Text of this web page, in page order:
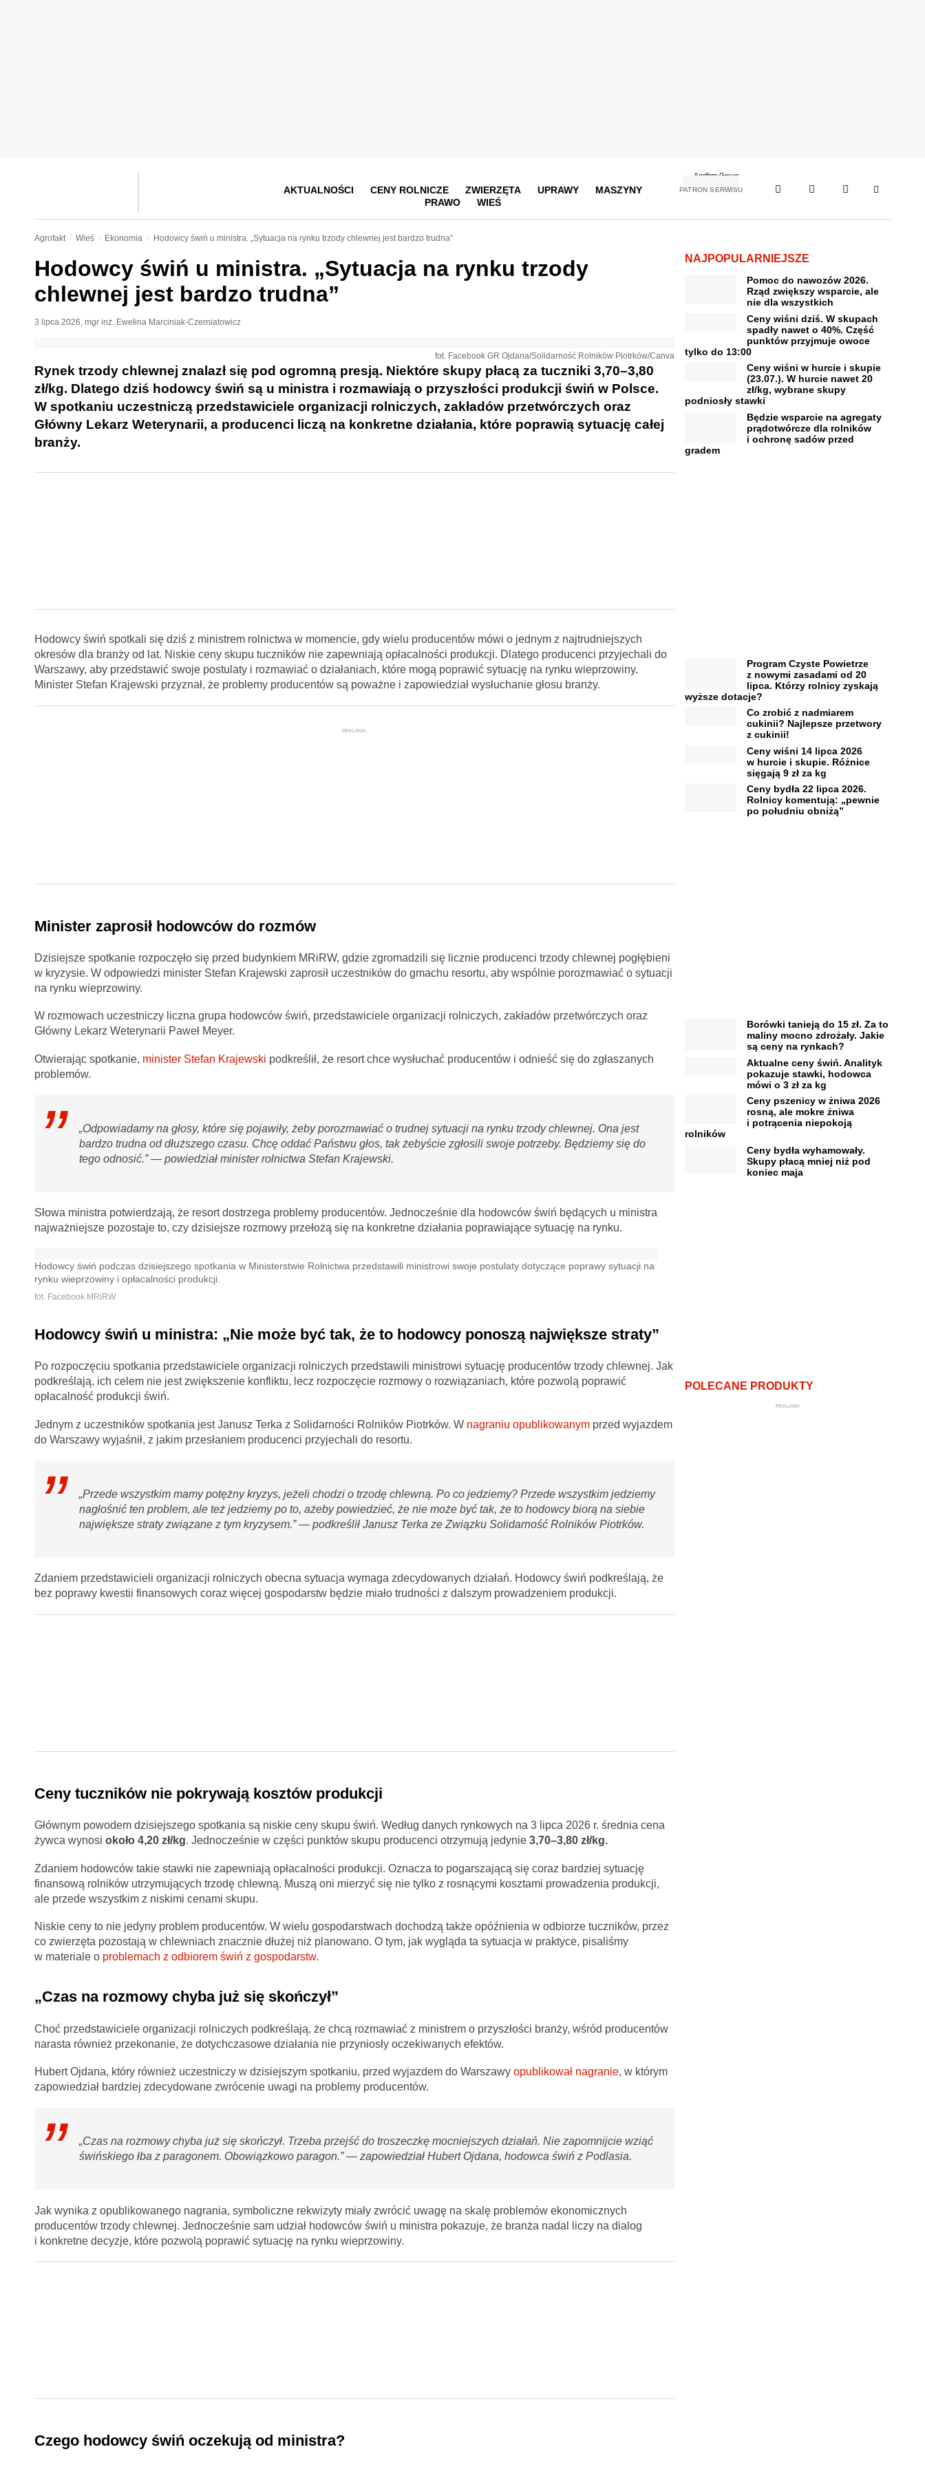
AKTUALNOŚCI CENY ROLNICZE ZWIERZĘTA UPRAWY
MASZYNY
PRAWO
WIEŚ
PATRON SERWISU
Agrofakt Wieś Ekonomia Hodowcy świń u ministra. „Sytuacja na rynku trzody chlewnej jest bardzo trudna”
Hodowcy świń u ministra. „Sytuacja na rynku trzody
chlewnej jest bardzo trudna”
3 lipca 2026, mgr inż. Ewelina Marciniak-Czerniatowicz
fot. Facebook GR Ojdana/Solidarność Rolników Piotrków/Canva
Rynek trzody chlewnej znalazł się pod ogromną presją. Niektóre skupy płacą za tuczniki 3,70–3,80
zł/kg. Dlatego dziś hodowcy świń są u ministra i rozmawiają o przyszłości produkcji świń w Polsce.
W spotkaniu uczestniczą przedstawiciele organizacji rolniczych, zakładów przetwórczych oraz
Główny Lekarz Weterynarii, a producenci liczą na konkretne działania, które poprawią sytuację całej
branży.
Hodowcy świń spotkali się dziś z ministrem rolnictwa w momencie, gdy wielu producentów mówi o jednym z najtrudniejszych
okresów dla branży od lat. Niskie ceny skupu tuczników nie zapewniają opłacalności produkcji. Dlatego producenci przyjechali do
Warszawy, aby przedstawić swoje postulaty i rozmawiać o działaniach, które mogą poprawić sytuację na rynku wieprzowiny.
Minister Stefan Krajewski przyznał, że problemy producentów są poważne i zapowiedział wysłuchanie głosu branży.
REKLAMA
Minister zaprosił hodowców do rozmów
Dzisiejsze spotkanie rozpoczęło się przed budynkiem MRiRW, gdzie zgromadzili się licznie producenci trzody chlewnej pogłębieni
w kryzysie. W odpowiedzi minister Stefan Krajewski zaprosił uczestników do gmachu resortu, aby wspólnie porozmawiać o sytuacji
na rynku wieprzowiny.
W rozmowach uczestniczy liczna grupa hodowców świń, przedstawiciele organizacji rolniczych, zakładów przetwórczych oraz
Główny Lekarz Weterynarii Paweł Meyer.
Otwierając spotkanie, minister Stefan Krajewski podkreślił, że resort chce wysłuchać producentów i odnieść się do zgłaszanych
problemów.
„Odpowiadamy na głosy, które się pojawiły, żeby porozmawiać o trudnej sytuacji na rynku trzody chlewnej. Ona jest
bardzo trudna od dłuższego czasu. Chcę oddać Państwu głos, tak żebyście zgłosili swoje potrzeby. Będziemy się do
tego odnosić.” — powiedział minister rolnictwa Stefan Krajewski.
Słowa ministra potwierdzają, że resort dostrzega problemy producentów. Jednocześnie dla hodowców świń będących u ministra
najważniejsze pozostaje to, czy dzisiejsze rozmowy przełożą się na konkretne działania poprawiające sytuację na rynku.
Hodowcy świń podczas dzisiejszego spotkania w Ministerstwie Rolnictwa przedstawili ministrowi swoje postulaty dotyczące poprawy sytuacji na
rynku wieprzowiny i opłacalności produkcji.
fot. Facebook MRiRW
Hodowcy świń u ministra: „Nie może być tak, że to hodowcy ponoszą największe straty”
Po rozpoczęciu spotkania przedstawiciele organizacji rolniczych przedstawili ministrowi sytuację producentów trzody chlewnej. Jak
podkreślają, ich celem nie jest zwiększenie konfliktu, lecz rozpoczęcie rozmowy o rozwiązaniach, które pozwolą poprawić
opłacalność produkcji świń.
Jednym z uczestników spotkania jest Janusz Terka z Solidarności Rolników Piotrków. W nagraniu opublikowanymprzed wyjazdem
do Warszawy wyjaśnił, z jakim przesłaniem producenci przyjechali do resortu.
„Przede wszystkim mamy potężny kryzys, jeżeli chodzi o trzodę chlewną. Po co jedziemy? Przede wszystkim jedziemy
nagłośnić ten problem, ale też jedziemy po to, ażeby powiedzieć, że nie może być tak, że to hodowcy biorą na siebie
największe straty związane z tym kryzysem.” — podkreślił Janusz Terka ze Związku Solidarność Rolników Piotrków.
Zdaniem przedstawicieli organizacji rolniczych obecna sytuacja wymaga zdecydowanych działań. Hodowcy świń podkreślają, że
bez poprawy kwestii finansowych coraz więcej gospodarstw będzie miało trudności z dalszym prowadzeniem produkcji.
Ceny tuczników nie pokrywają kosztów produkcji
Głównym powodem dzisiejszego spotkania są niskie ceny skupu świń. Według danych rynkowych na 3 lipca 2026 r. średnia cena
żywca wynosi około 4,20 zł/kg. Jednocześnie w części punktów skupu producenci otrzymują jedynie 3,70–3,80 zł/kg.
Zdaniem hodowców takie stawki nie zapewniają opłacalności produkcji. Oznacza to pogarszającą się coraz bardziej sytuację
finansową rolników utrzymujących trzodę chlewną. Muszą oni mierzyć się nie tylko z rosnącymi kosztami prowadzenia produkcji,
ale przede wszystkim z niskimi cenami skupu.
Niskie ceny to nie jedyny problem producentów. W wielu gospodarstwach dochodzą także opóźnienia w odbiorze tuczników, przez
co zwierzęta pozostają w chlewniach znacznie dłużej niż planowano. O tym, jak wygląda ta sytuacja w praktyce, pisaliśmy
w materiale o problemach z odbiorem świń z gospodarstw.
„Czas na rozmowy chyba już się skończył”
Choć przedstawiciele organizacji rolniczych podkreślają, że chcą rozmawiać z ministrem o przyszłości branży, wśród producentów
narasta również przekonanie, że dotychczasowe działania nie przyniosły oczekiwanych efektów.
Hubert Ojdana, który również uczestniczy w dzisiejszym spotkaniu, przed wyjazdem do Warszawy opublikował nagranie, w którym
zapowiedział bardziej zdecydowane zwrócenie uwagi na problemy producentów.
„Czas na rozmowy chyba już się skończył. Trzeba przejść do troszeczkę mocniejszych działań. Nie zapomnijcie wziąć
świńskiego łba z paragonem. Obowiązkowo paragon.” — zapowiedział Hubert Ojdana, hodowca świń z Podlasia.
Jak wynika z opublikowanego nagrania, symboliczne rekwizyty miały zwrócić uwagę na skalę problemów ekonomicznych
producentów trzody chlewnej. Jednocześnie sam udział hodowców świń u ministra pokazuje, że branża nadal liczy na dialog
i konkretne decyzje, które pozwolą poprawić sytuację na rynku wieprzowiny.
Czego hodowcy świń oczekują od ministra?
NAJPOPULARNIEJSZE
Pomoc do nawozów 2026.
Rząd zwiększy wsparcie, ale
nie dla wszystkich
Ceny wiśni dziś. W skupach
spadły nawet o 40%. Część
punktów przyjmuje owoce
tylko do 13:00
Ceny wiśni w hurcie i skupie
(23.07.). W hurcie nawet 20
zł/kg, wybrane skupy
podniosły stawki
Będzie wsparcie na agregaty
prądotwórcze dla rolników
i ochronę sadów przed
gradem
Program Czyste Powietrze
z nowymi zasadami od 20
lipca. Którzy rolnicy zyskają
wyższe dotacje?
Co zrobić z nadmiarem
cukinii? Najlepsze przetwory
z cukinii!
Ceny wiśni 14 lipca 2026
w hurcie i skupie. Różnice
sięgają 9 zł za kg
Ceny bydła 22 lipca 2026.
Rolnicy komentują: „pewnie
po południu obniżą”
Borówki tanieją do 15 zł. Za to
maliny mocno zdrożały. Jakie
są ceny na rynkach?
Aktualne ceny świń. Analityk
pokazuje stawki, hodowca
mówi o 3 zł za kg
Ceny pszenicy w żniwa 2026
rosną, ale mokre żniwa
i potrącenia niepokoją
rolników
Ceny bydła wyhamowały.
Skupy płacą mniej niż pod
koniec maja
POLECANE PRODUKTY
REKLAMA